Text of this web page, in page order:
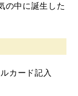
の中に誕生した
カード記入